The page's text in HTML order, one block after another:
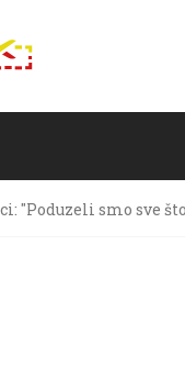
"Poduzeli smo sve